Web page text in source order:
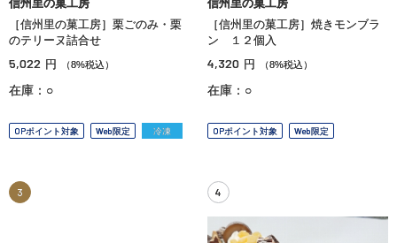
信州里の菓工房
［信州里の菓工房］栗ごのみ・栗
のテリーヌ詰合せ
5,022 円 （8%税込）
在庫：○
OPポイント対象 Web限定 冷凍
信州里の菓工房
［信州里の菓工房］焼きモンブラ
ン １２個入
4,320 円 （8%税込）
在庫：○
OPポイント対象 Web限定
3 4